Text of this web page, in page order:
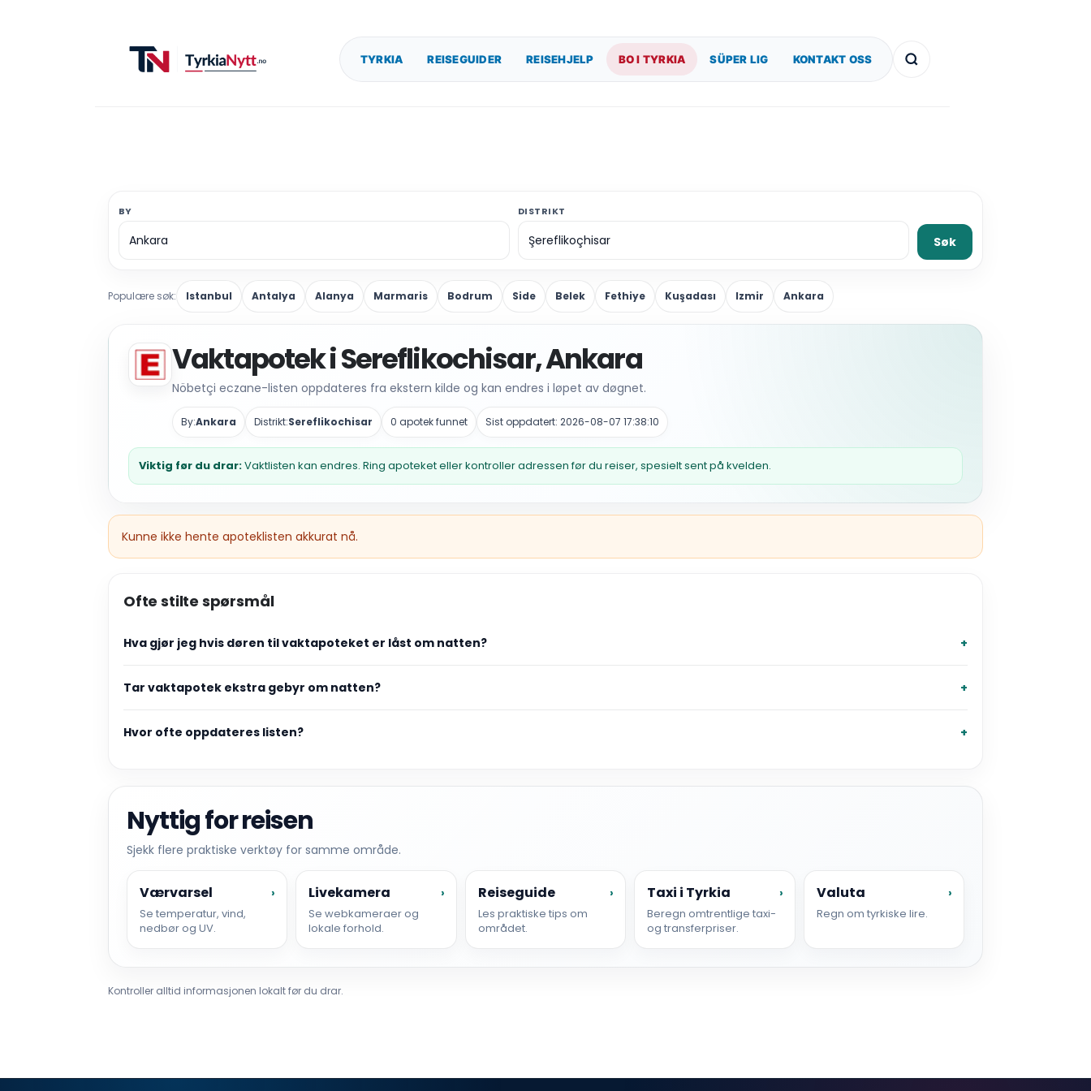
TYRKIA REISEGUIDER REISEHJELP BO I TYRKIA SÜPER LIG KONTAKT OSS
BY DISTRIKT
Søk
Populære søk: Istanbul Antalya Alanya Marmaris Bodrum Side Belek Fethiye Kuşadası Izmir Ankara
Vaktapotek i Sereflikochisar, Ankara
Nöbetçi eczane-listen oppdateres fra ekstern kilde og kan endres i løpet av døgnet.
By:Ankara Distrikt:Sereflikochisar 0 apotek funnet Sist oppdatert: 2026-08-07 17:38:10
Viktig før du drar:Vaktlisten kan endres. Ring apoteket eller kontroller adressen før du reiser, spesielt sent på kvelden.
Kunne ikke hente apoteklisten akkurat nå.
Ofte stilte spørsmål
Hva gjør jeg hvis døren til vaktapoteket er låst om natten?
Tar vaktapotek ekstra gebyr om natten?
Hvor ofte oppdateres listen?
Nyttig for reisen
Sjekk flere praktiske verktøy for samme område.
Værvarsel
Se temperatur, vind,
nedbør og UV.
› Livekamera
Se webkameraer og
lokale forhold.
› Reiseguide
Les praktiske tips om
området.
› Taxi i Tyrkia
Beregn omtrentlige taxi-
og transferpriser.
› Valuta
Regn om tyrkiske lire.
›
Kontroller alltid informasjonen lokalt før du drar.